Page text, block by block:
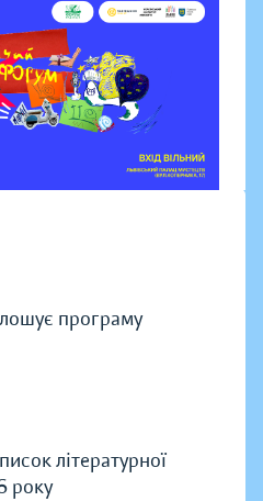
програму
літературної
року